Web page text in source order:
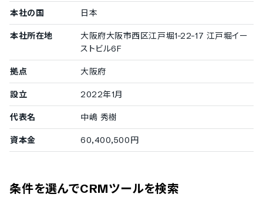
イタリア語
韓国語
ノルウェー語
ロシア語
スペイン語
スウェーデン語
タイ語
アラビア語
インドネシア語
クロアチア語
ヒンディー語
ハンガリー語
本社の国 日本
本社所在地
大阪府大阪市西区江戸堀1-22-17 江戸堀イー
ストビル6F
拠点 大阪府
設立 2022年1月
代表名 中嶋 秀樹
資本金 60,400,500円
条件を選んでCRMツールを検索